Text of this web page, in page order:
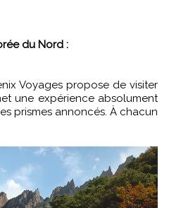
du Nord :
Voyages propose de visiter
une expérience absolument
prismes annoncés. À chacun